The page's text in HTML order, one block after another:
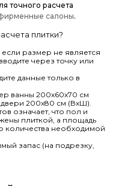
точного расчета
салоны.
плитки?
размер не является
через точку или
данные только в
ванны 200х60х70 см
200х80 см (ВхШ).
означает, что пол и
плиткой, а площадь
количества необходимой
запас (на подрезку,